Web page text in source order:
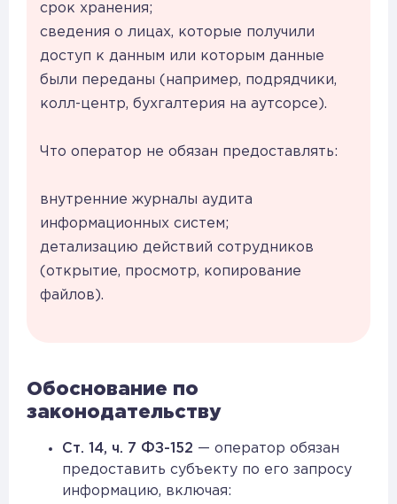
срок хранения;
сведения о лицах, которые получили
доступ к данным или которым данные
были переданы (например, подрядчики,
колл-центр, бухгалтерия на аутсорсе).
Что оператор не обязан предоставлять:
внутренние журналы аудита
информационных систем;
детализацию действий сотрудников
(открытие, просмотр, копирование
файлов).
Обоснование по
законодательству
Ст. 14, ч. 7 ФЗ-152 — оператор обязан
предоставить субъекту по его запросу
информацию, включая: